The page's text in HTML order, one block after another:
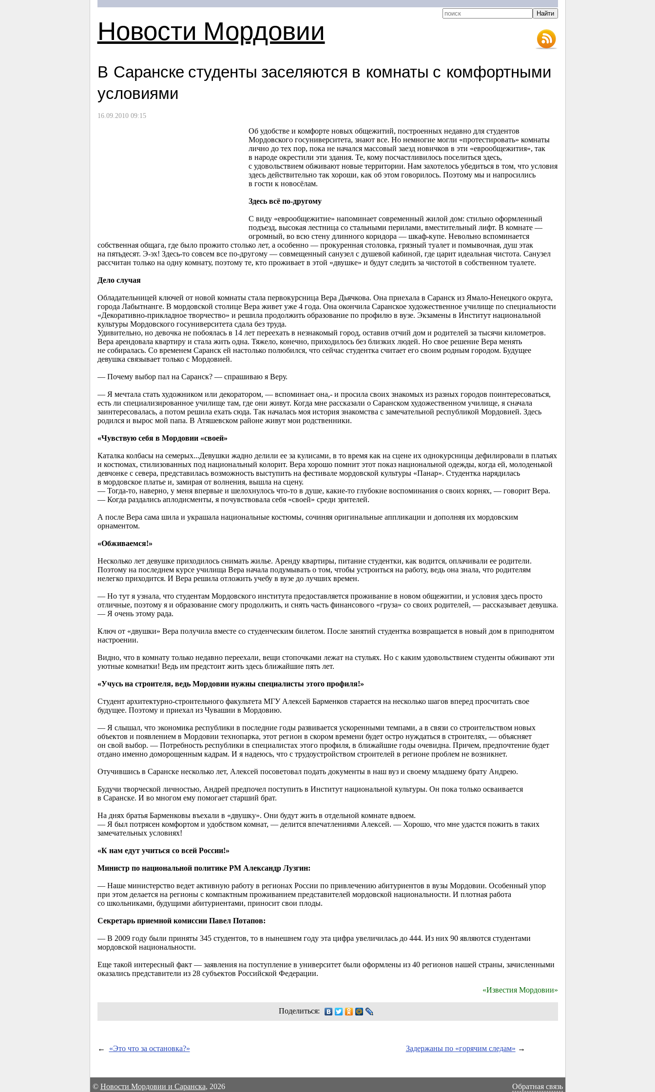
Новости Мордовии
В Саранске студенты заселяются в комнаты с комфортными
условиями
16.09.2010 09:15
Об удобстве и комфорте новых общежитий, построенных недавно для студентов
Мордовского госуниверситета, знают все. Но немногие могли «протестировать» комнаты
лично до тех пор, пока не начался массовый заезд новичков в эти «еврообщежития», так
в народе окрестили эти здания. Те, кому посчастливилось поселиться здесь,
с удовольствием обживают новые территории. Нам захотелось убедиться в том, что условия
здесь действительно так хороши, как об этом говорилось. Поэтому мы и напросились
в гости к новосёлам.
Здесь всё по-другому
С виду «еврообщежитие» напоминает современный жилой дом: стильно оформленный
подъезд, высокая лестница со стальными перилами, вместительный лифт. В комнате —
огромный, во всю стену длинного коридора — шкаф-купе. Невольно вспоминается
собственная общага, где было прожито столько лет, а особенно — прокуренная столовка, грязный туалет и помывочная, душ этак
на пятьдесят. Э-эх! Здесь-то совсем все по-другому — совмещенный санузел с душевой кабиной, где царит идеальная чистота. Санузел
рассчитан только на одну комнату, поэтому те, кто проживает в этой «двушке» и будут следить за чистотой в собственном туалете.
Дело случая
Обладательницей ключей от новой комнаты стала первокурсница Вера Дьячкова. Она приехала в Саранск из Ямало-Ненецкого округа,
города Лабытнанге. В мордовской столице Вера живет уже 4 года. Она окончила Саранское художественное училище по специальности
«Декоративно-прикладное творчество» и решила продолжить образование по профилю в вузе. Экзамены в Институт национальной
культуры Мордовского госуниверситета сдала без труда.
Удивительно, но девочка не побоялась в 14 лет переехать в незнакомый город, оставив отчий дом и родителей за тысячи километров.
Вера арендовала квартиру и стала жить одна. Тяжело, конечно, приходилось без близких людей. Но свое решение Вера менять
не собиралась. Со временем Саранск ей настолько полюбился, что сейчас студентка считает его своим родным городом. Будущее
девушка связывает только с Мордовией.
— Почему выбор пал на Саранск? — спрашиваю я Веру.
— Я мечтала стать художником или декоратором, — вспоминает она,- и просила своих знакомых из разных городов поинтересоваться,
есть ли специализированное училище там, где они живут. Когда мне рассказали о Саранском художественном училище, я сначала
заинтересовалась, а потом решила ехать сюда. Так началась моя история знакомства с замечательной республикой Мордовией. Здесь
родился и вырос мой папа. В Атяшевском районе живут мои родственники.
«Чувствую себя в Мордовии «своей»
Каталка колбасы на семерых...Девушки жадно делили ее за кулисами, в то время как на сцене их однокурсницы дефилировали в платьях
и костюмах, стилизованных под национальный колорит. Вера хорошо помнит этот показ национальной одежды, когда ей, молоденькой
девчонке с севера, представилась возможность выступить на фестивале мордовской культуры «Панар». Студентка нарядилась
в мордовское платье и, замирая от волнения, вышла на сцену.
— Тогда-то, наверно, у меня впервые и шелохнулось что-то в душе, какие-то глубокие воспоминания о своих корнях, — говорит Вера.
— Когда раздались аплодисменты, я почувствовала себя «своей» среди зрителей.
А после Вера сама шила и украшала национальные костюмы, сочиняя оригинальные аппликации и дополняя их мордовским
орнаментом.
«Обживаемся!»
Несколько лет девушке приходилось снимать жилье. Аренду квартиры, питание студентки, как водится, оплачивали ее родители.
Поэтому на последнем курсе училища Вера начала подумывать о том, чтобы устроиться на работу, ведь она знала, что родителям
нелегко приходится. И Вера решила отложить учебу в вузе до лучших времен.
— Но тут я узнала, что студентам Мордовского института предоставляется проживание в новом общежитии, и условия здесь просто
отличные, поэтому я и образование смогу продолжить, и снять часть финансового «груза» со своих родителей, — рассказывает девушка.
— Я очень этому рада.
Ключ от «двушки» Вера получила вместе со студенческим билетом. После занятий студентка возвращается в новый дом в приподнятом
настроении.
Видно, что в комнату только недавно переехали, вещи стопочками лежат на стульях. Но с каким удовольствием студенты обживают эти
уютные комнатки! Ведь им предстоит жить здесь ближайшие пять лет.
«Учусь на строителя, ведь Мордовии нужны специалисты этого профиля!»
Студент архитектурно-строительного факультета МГУ Алексей Барменков старается на несколько шагов вперед просчитать свое
будущее. Поэтому и приехал из Чувашии в Мордовию.
— Я слышал, что экономика республики в последние годы развивается ускоренными темпами, а в связи со строительством новых
объектов и появлением в Мордовии технопарка, этот регион в скором времени будет остро нуждаться в строителях, — объясняет
он свой выбор. — Потребность республики в специалистах этого профиля, в ближайшие годы очевидна. Причем, предпочтение будет
отдано именно доморощенным кадрам. И я надеюсь, что с трудоустройством строителей в регионе проблем не возникнет.
Отучившись в Саранске несколько лет, Алексей посоветовал подать документы в наш вуз и своему младшему брату Андрею.
Будучи творческой личностью, Андрей предпочел поступить в Институт национальной культуры. Он пока только осваивается
в Саранске. И во многом ему помогает старший брат.
На днях братья Барменковы въехали в «двушку». Они будут жить в отдельной комнате вдвоем.
— Я был потрясен комфортом и удобством комнат, — делится впечатлениями Алексей. — Хорошо, что мне удастся пожить в таких
замечательных условиях!
«К нам едут учиться со всей России!»
Министр по национальной политике РМ Александр Лузгин:
— Наше министерство ведет активную работу в регионах России по привлечению абитуриентов в вузы Мордовии. Особенный упор
при этом делается на регионы с компактным проживанием представителей мордовской национальности. И плотная работа
со школьниками, будущими абитуриентами, приносит свои плоды.
Секретарь приемной комиссии Павел Потапов:
— В 2009 году были приняты 345 студентов, то в нынешнем году эта цифра увеличилась до 444. Из них 90 являются студентами
мордовской национальности.
Еще такой интересный факт — заявления на поступление в университет были оформлены из 40 регионов нашей страны, зачисленными
оказались представители из 28 субъектов Российской Федерации.
«Известия Мордовии»
Поделиться:
← «Это что за остановка?» Задержаны по «горячим следам» →
© Новости Мордовии и Саранска, 2026 Обратная связь